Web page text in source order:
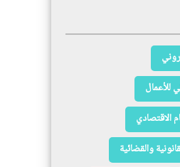
للأعمال
الاقتصادي
والقضائية